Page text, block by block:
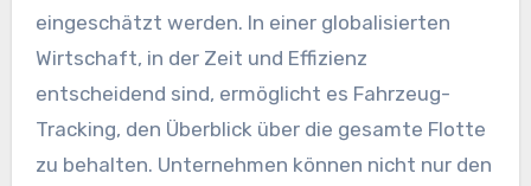
eingeschätzt werden. In einer globalisierten
Wirtschaft, in der Zeit und Effizienz
entscheidend sind, ermöglicht es Fahrzeug-
Tracking, den Überblick über die gesamte Flotte
zu behalten. Unternehmen können nicht nur den